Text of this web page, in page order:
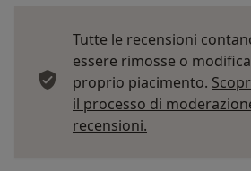
Tutte le recensioni
essere rimosse o
proprio piacimento.
il processo di
recensioni.